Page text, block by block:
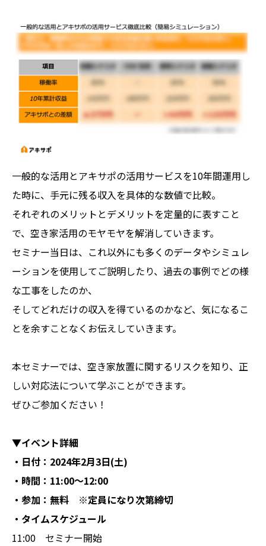
一般的な活用とアキサポの活用サービスを10年間運用し
た時に、手元に残る収入を具体的な数値で比較。
それぞれのメリットとデメリットを定量的に表すこと
で、空き家活用のモヤモヤを解消していきます。
セミナー当日は、これ以外にも多くのデータやシミュレ
ーションを使用してご説明したり、過去の事例でどの様
な工事をしたのか、
そしてどれだけの収入を得ているのかなど、気になるこ
とを余すことなくお伝えしていきます。
本セミナーでは、空き家放置に関するリスクを知り、正
しい対応法について学ぶことができます。
ぜひご参加ください！
▼イベント詳細
・日付：2024年2月3日(土)
・時間：11:00〜12:00
・参加：無料 ※定員になり次第締切
・タイムスケジュール
11:00 セミナー開始